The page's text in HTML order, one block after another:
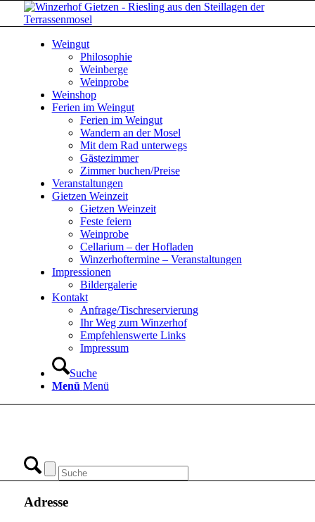
Weingut
Philosophie
Weinberge
Weinprobe
Weinshop
Ferien im Weingut
Ferien im Weingut
Wandern an der Mosel
Mit dem Rad unterwegs
Gästezimmer
Zimmer buchen/Preise
Veranstaltungen
Gietzen Weinzeit
Gietzen Weinzeit
Feste feiern
Weinprobe
Cellarium – der Hofladen
Winzerhoftermine – Veranstaltungen
Impressionen
Bildergalerie
Kontakt
Anfrage/Tischreservierung
Ihr Weg zum Winzerhof
Empfehlenswerte Links
Impressum
Suche
Menü Menü
Adresse